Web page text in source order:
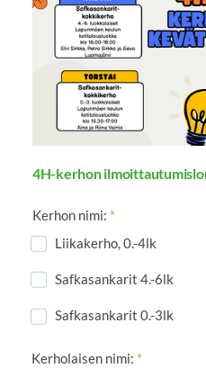
4H-kerhon
Kerhon nimi: *
Liikakerho, 0.-4lk
Safkasankarit 4.-6lk
Safkasankarit 0.-3lk
Kerholaisen nimi: *